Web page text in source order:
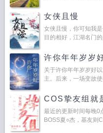
女侠且慢
女侠且慢，你可知我
目的相好，江湖名门
许你年年岁岁
关于许你年年岁岁好
主。后来，一场变故
COS挚友组就
最近的更新时间每晚0
BOSS夏○杰，基友则